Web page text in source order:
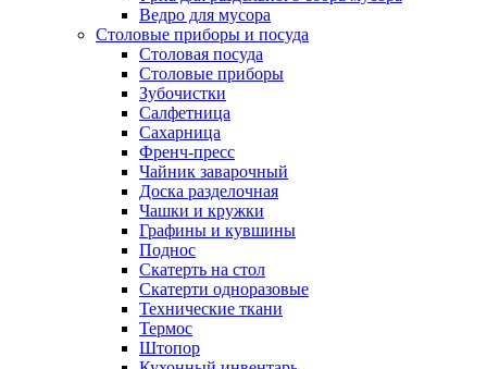
Ведро для мусора
Столовые приборы и посуда
Столовая посуда
Столовые приборы
Зубочистки
Салфетница
Сахарница
Френч-пресс
Чайник заварочный
Доска разделочная
Чашки и кружки
Графины и кувшины
Поднос
Скатерть на стол
Скатерти одноразовые
Технические ткани
Термос
Штопор